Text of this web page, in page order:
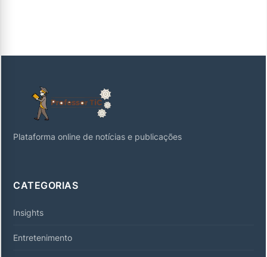
Plataforma online de notícias e publicações
CATEGORIAS
Insights
Entretenimento